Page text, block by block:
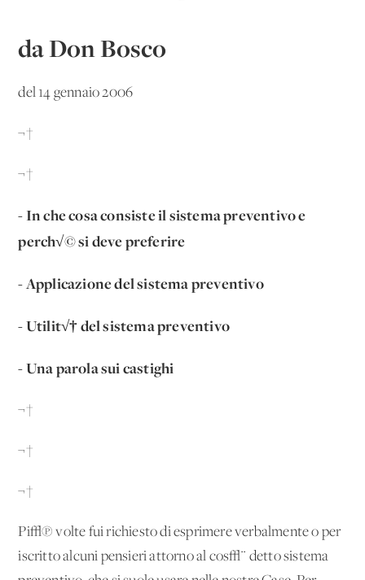
da Don Bosco
del 14 gennaio 2006
¬†
¬†
- In che cosa consiste il sistema preventivo e
perch√© si deve preferire
- Applicazione del sistema preventivo
- Utilit√† del sistema preventivo
- Una parola sui castighi
¬†
¬†
¬†
Pi√π volte fui richiesto di esprimere verbalmente o per
iscritto alcuni pensieri attorno al cos√¨ detto sistema